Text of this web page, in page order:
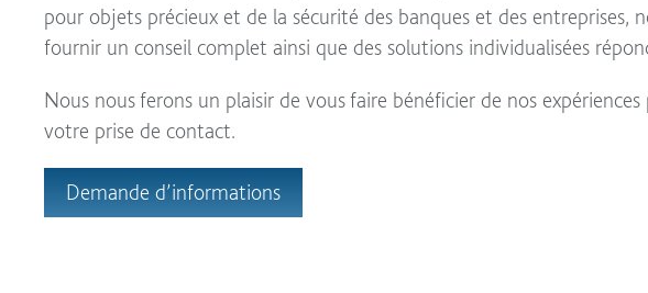
pour objets précieux et de la sécurité des banques et des entreprises,
fournir un conseil complet ainsi que des solutions individualisées
Nous nous ferons un plaisir de vous faire bénéficier de nos
votre prise de contact.
Demande d’informations